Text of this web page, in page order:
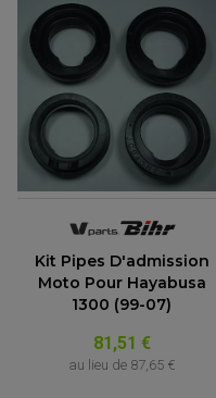
Kit Pipes D'admission
Moto Pour Hayabusa
1300 (99-07)
81,51 €
au lieu de 87,65 €